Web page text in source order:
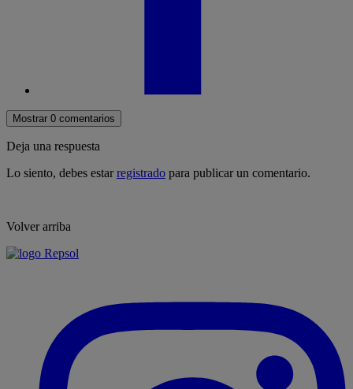
Mostrar 0 comentarios
Deja una respuesta
Lo siento, debes estarregistrado para publicar un comentario.
Volver arriba